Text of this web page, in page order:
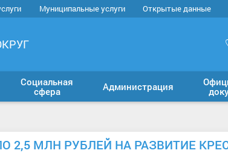
Муниципальные услуги Открытые данные
Социальная
сфера
Администрация
МЛН РУБЛЕЙ НА РАЗВИТИЕ